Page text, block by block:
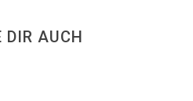
DIR AUCH